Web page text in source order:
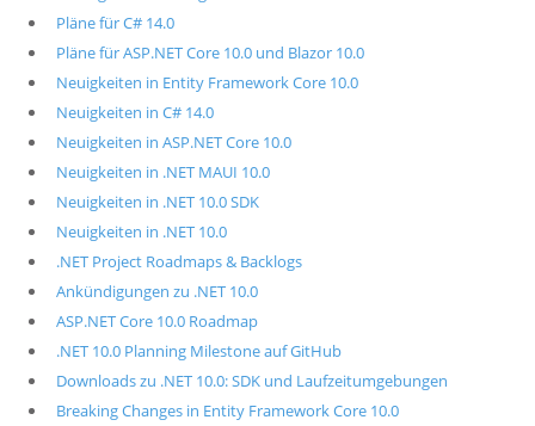
Pläne für C# 14.0
Pläne für ASP.NET Core 10.0 und Blazor 10.0
Neuigkeiten in Entity Framework Core 10.0
Neuigkeiten in C# 14.0
Neuigkeiten in ASP.NET Core 10.0
Neuigkeiten in .NET MAUI 10.0
Neuigkeiten in .NET 10.0 SDK
Neuigkeiten in .NET 10.0
.NET Project Roadmaps & Backlogs
Ankündigungen zu .NET 10.0
ASP.NET Core 10.0 Roadmap
.NET 10.0 Planning Milestone auf GitHub
Downloads zu .NET 10.0: SDK und Laufzeitumgebungen
Breaking Changes in Entity Framework Core 10.0